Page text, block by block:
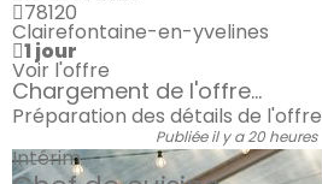
78120
Clairefontaine-en-yvelines
1 jour
Voir l'offre
Chargement de l'offre...
Préparation des détails de l'offre
Publiée il y a 20 heures
Intérim